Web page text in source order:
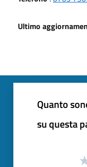
Ultimo
Quanto
su questa